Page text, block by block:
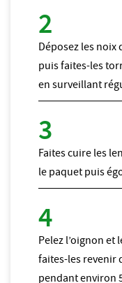
Déposez les
puis faites-les
en surveillant
Faites cuire les
le paquet puis
Pelez l’oignon et
faites-les revenir
pendant environ